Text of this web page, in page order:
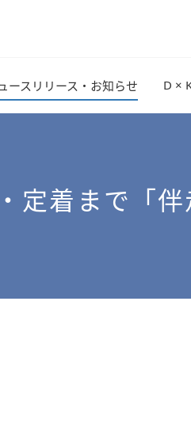
ースリリース・お知らせ D ×
定着まで「